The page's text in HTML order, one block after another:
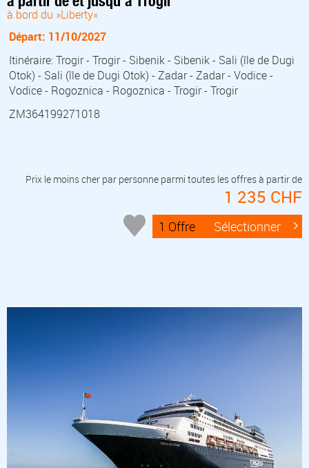
à bord du »Liberty«
Départ: 11/10/2027
Itinéraire: Trogir - Trogir - Sibenik - Sibenik - Sali (île de Dugi
Otok) - Sali (île de Dugi Otok) - Zadar - Zadar - Vodice -
Vodice - Rogoznica - Rogoznica - Trogir - Trogir
ZM364199271018
Prix le moins cher par personne parmi toutes les offres à partir de
1 235 CHF
1 Offre Sélectionner